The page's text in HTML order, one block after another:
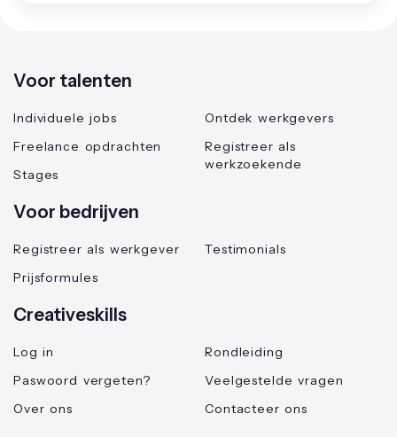
Voor talenten
Individuele jobs
Freelance opdrachten
Stages
Ontdek werkgevers
Registreer als
werkzoekende
Voor bedrijven
Registreer als werkgever
Prijsformules
Testimonials
Creativeskills
Log in
Paswoord vergeten?
Over ons
Rondleiding
Veelgestelde vragen
Contacteer ons